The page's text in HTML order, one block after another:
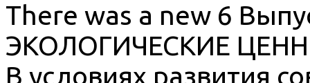
There was a new 6
ЭКОЛОГИЧЕСКИЕ
В условиях развития